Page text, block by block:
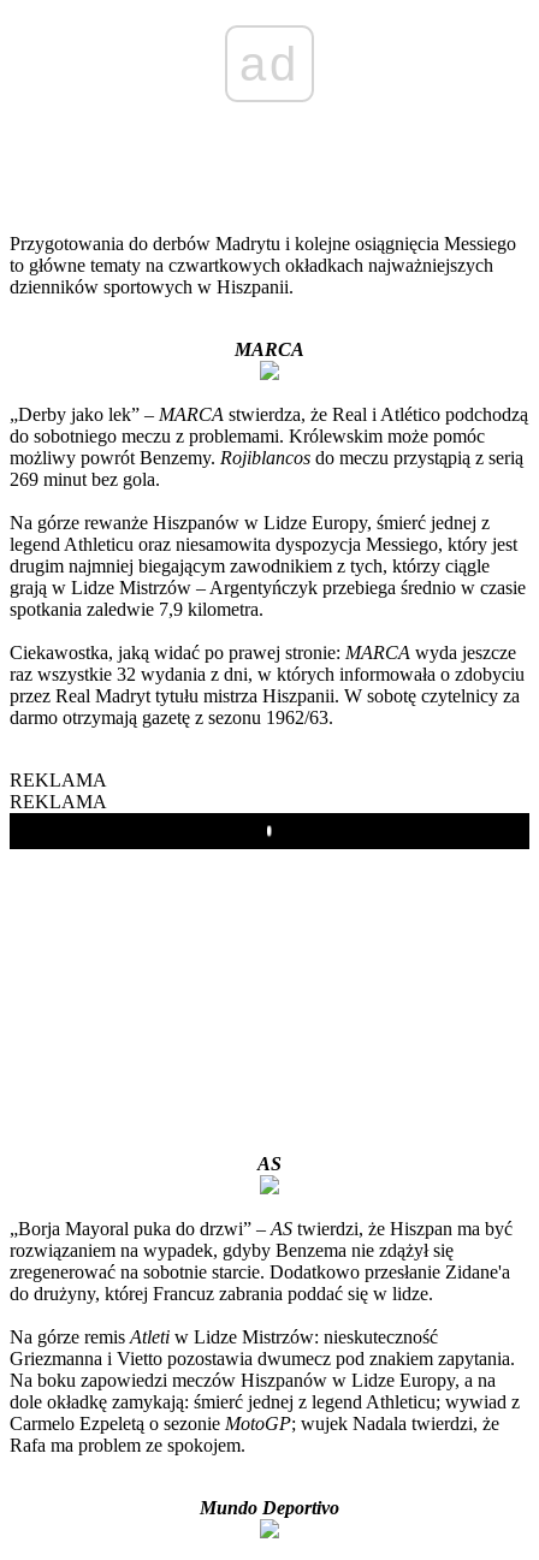
ad
Przygotowania do derbów Madrytu i kolejne osiągnięcia Messiego
to główne tematy na czwartkowych okładkach najważniejszych
dzienników sportowych w Hiszpanii.
MARCA
„Derby jako lek” – MARCA stwierdza, że Real i Atlético podchodzą
do sobotniego meczu z problemami. Królewskim może pomóc
możliwy powrót Benzemy. Rojiblancos do meczu przystąpią z serią
269 minut bez gola.
Na górze rewanże Hiszpanów w Lidze Europy, śmierć jednej z
legend Athleticu oraz niesamowita dyspozycja Messiego, który jest
drugim najmniej biegającym zawodnikiem z tych, którzy ciągle
grają w Lidze Mistrzów – Argentyńczyk przebiega średnio w czasie
spotkania zaledwie 7,9 kilometra.
Ciekawostka, jaką widać po prawej stronie: MARCA wyda jeszcze
raz wszystkie 32 wydania z dni, w których informowała o zdobyciu
przez Real Madryt tytułu mistrza Hiszpanii. W sobotę czytelnicy za
darmo otrzymają gazetę z sezonu 1962/63.
REKLAMA
REKLAMA
Play
AS
„Borja Mayoral puka do drzwi” – AS twierdzi, że Hiszpan ma być
rozwiązaniem na wypadek, gdyby Benzema nie zdążył się
zregenerować na sobotnie starcie. Dodatkowo przesłanie Zidane'a
do drużyny, której Francuz zabrania poddać się w lidze.
Na górze remis Atleti w Lidze Mistrzów: nieskuteczność
Griezmanna i Vietto pozostawia dwumecz pod znakiem zapytania.
Na boku zapowiedzi meczów Hiszpanów w Lidze Europy, a na
dole okładkę zamykają: śmierć jednej z legend Athleticu; wywiad z
Carmelo Ezpeletą o sezonie MotoGP; wujek Nadala twierdzi, że
Rafa ma problem ze spokojem.
Mundo Deportivo